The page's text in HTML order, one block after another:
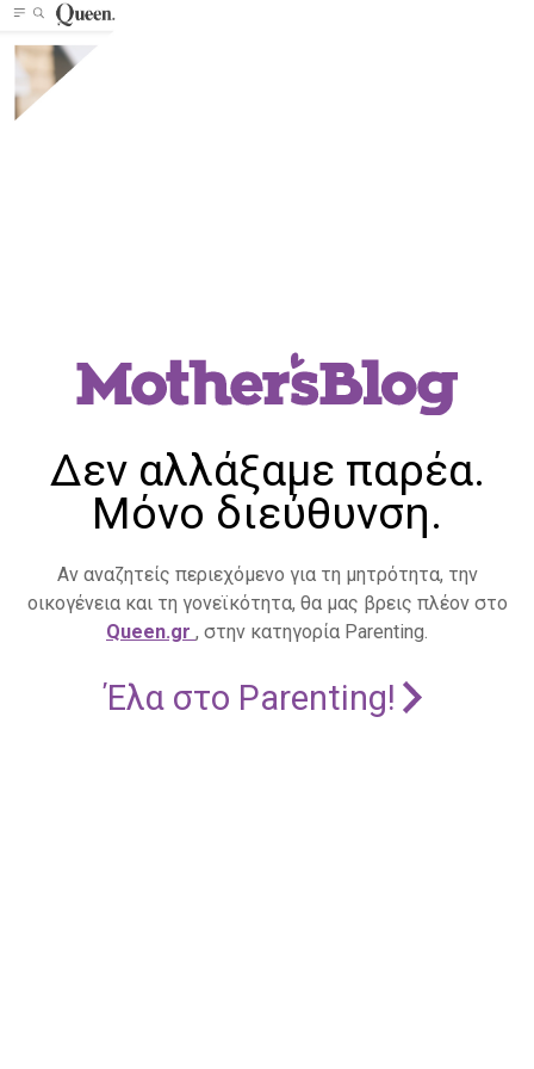
Δεν αλλάξαμε παρέα.
Μόνο διεύθυνση.
Αν αναζητείς περιεχόμενο για τη μητρότητα, την
οικογένεια και τη γονεϊκότητα, θα μας βρεις πλέον στο
Queen.gr , στην κατηγορία Parenting.
Έλα στο Parenting!